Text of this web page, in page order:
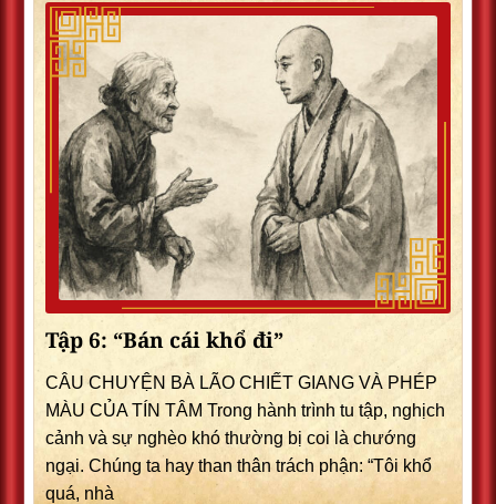
Tập 6: “Bán cái khổ đi”
CÂU CHUYỆN BÀ LÃO CHIẾT GIANG VÀ PHÉP
MÀU CỦA TÍN TÂM Trong hành trình tu tập, nghịch
cảnh và sự nghèo khó thường bị coi là chướng
ngại. Chúng ta hay than thân trách phận: “Tôi khổ
quá, nhà